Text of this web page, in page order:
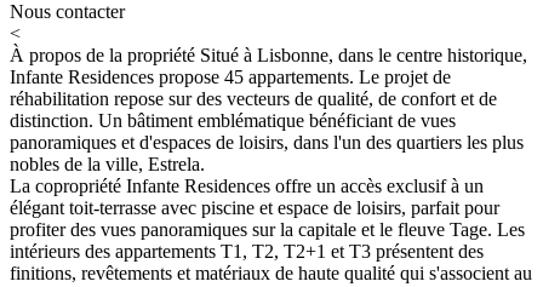
Nous contacter
<
À propos de la propriété Situé à Lisbonne, dans le centre historique,
Infante Residences propose 45 appartements. Le projet de
réhabilitation repose sur des vecteurs de qualité, de confort et de
distinction. Un bâtiment emblématique bénéficiant de vues
panoramiques et d'espaces de loisirs, dans l'un des quartiers les plus
nobles de la ville, Estrela.
La copropriété Infante Residences offre un accès exclusif à un
élégant toit-terrasse avec piscine et espace de loisirs, parfait pour
profiter des vues panoramiques sur la capitale et le fleuve Tage. Les
intérieurs des appartements T1, T2, T2+1 et T3 présentent des
finitions, revêtements et matériaux de haute qualité qui s'associent au